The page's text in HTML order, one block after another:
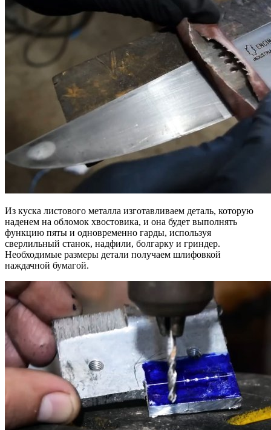
Из куска листового металла изготавливаем деталь, которую
наденем на обломок хвостовика, и она будет выполнять
функцию пяты и одновременно гарды, используя
сверлильный станок, надфили, болгарку и гриндер.
Необходимые размеры детали получаем шлифовкой
наждачной бумагой.